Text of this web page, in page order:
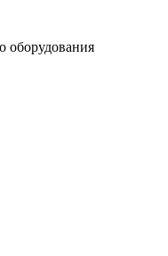
оборудования